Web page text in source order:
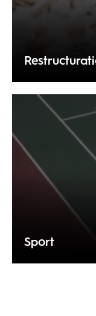
Sport